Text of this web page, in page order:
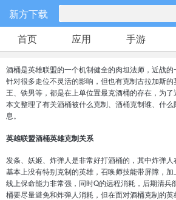
新方下载
手游分类
卡牌回合
512款手游
休闲益智
104款手游
0款手游
策略塔防
51款手游
体育竞速
23款手游
首页 应用 手游
酒桶是英雄联盟的一个机制健全的肉坦法师，近战
针对很多走位不灵活的影响，但也有克制古拉加斯
王、铁男等，都是在上单位置最克酒桶的存在，为了
本文整理了有关酒桶被什么克制、酒桶克制谁、什
息。
英雄联盟酒桶英雄克制关系
发条、妖姬、炸弹人是非常好打酒桶的，其中炸弹人
基本上没有特别克制的英雄，召唤师技能带屏障，加
线上保命能力非常强，同时Q的远程消耗，后期清兵
桶要尽量避免和炸弹人消耗，但在面对酒桶克制的英